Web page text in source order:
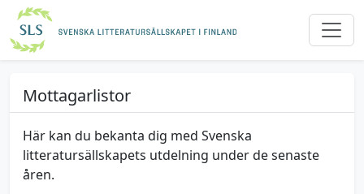
Mottagarlistor
Här kan du bekanta dig med Svenska
litteratursällskapets utdelning under de senaste
åren.